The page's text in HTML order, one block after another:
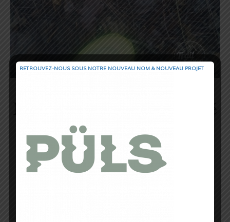
Les écouteurs se connectent uniquement via
une connexion Bluetooth 4.1. L’appairage se
fait très rapidement et généralement sans
souci dès qu’on les a sélectionnés dans la liste
des appareils Bluetooth de son smartphone.
RETROUVEZ-NOUS SOUS NOTRE NOUVEAU NOM & NOUVEAU PROJET